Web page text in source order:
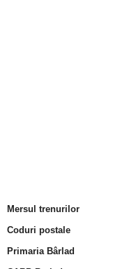
Mersul trenurilor
Coduri postale
Primaria Bârlad